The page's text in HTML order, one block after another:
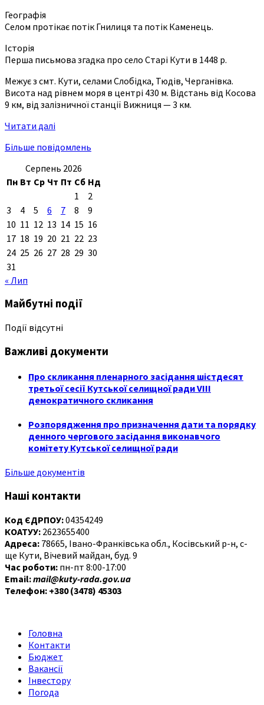
Географія
Селом протікає потік Гнилиця та потік Каменець.
Історія
Перша письмова згадка про село Старі Кути в 1448 р.
Межує з смт. Кути, селами Слобідка, Тюдів, Черганівка.
Висота над рівнем моря в центрі 430 м. Відстань від Косова
9 км, від залізничної станції Вижниця — 3 км.
Читати далі
Більше повідомлень
Серпень 2026
Пн Вт Ср Чт Пт Сб Нд
1
2
3
4 5 6 7 8
9
10 11 12 13 14 15 16
17 18 19 20 21 22 23
24 25 26 27 28 29 30
31
« Лип
Майбутні події
Події відсутні
Важливі документи
Про скликання пленарного засідання шістдесят
третьої сесії Кутської селищної ради VIII
демократичного скликання
Розпорядження про призначення дати та порядку
денного чергового засідання виконавчого
комітету Кутської селищної ради
Більше документів
Наші контакти
Код ЄДРПОУ:04354249
КОАТУУ: 2623655400
Адреса: 78665, Івано-Франківська обл., Косівський р-н, с-
ще Кути, Вічевий майдан, буд. 9
Час роботи: пн-пт 8:00-17:00
Email:mail@kuty-rada.gov.ua
Телефон: +380 (3478) 45303
Головна
Контакти
Бюджет
Вакансії
Інвестору
Погода